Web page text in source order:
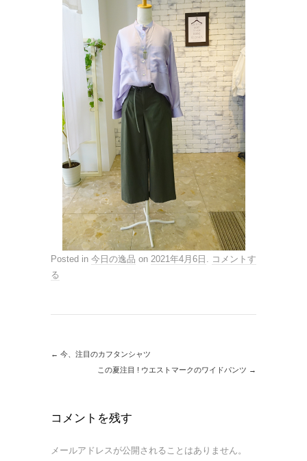
Posted in 今日の逸品 on 2021年4月6日 . コメントす
る
← 今、注目のカフタンシャツ
この夏注目 ! ウエストマークのワイドパンツ →
コメントを残す
メールアドレスが公開されることはありません。